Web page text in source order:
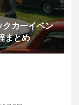
クカーイベン
まとめ